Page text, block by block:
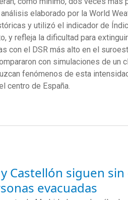
elaborado por la World
y utilizó el indicador de
y refleja la dificultad para
con el DSR más alto en el
con simulaciones de un
fenómenos de esta
centro de España.
Castellón siguen
evacuadas